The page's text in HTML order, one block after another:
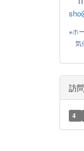
※ホ
気
訪
4